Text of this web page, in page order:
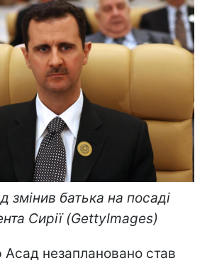
змінив батька на посаді
Сирії (GettyImages)
Асад незаплановано став